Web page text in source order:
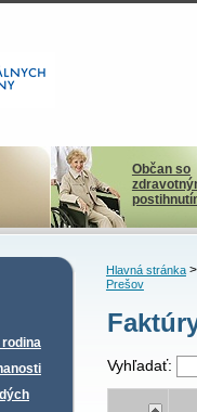
Občan so
Hlavná stránka>
Prešov
Vyhľadať: